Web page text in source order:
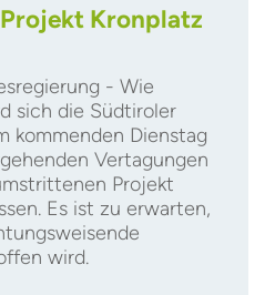
Kronplatz
- Wie
sich die Südtiroler
kommenden Dienstag
Vertagungen
Projekt
Es ist zu erwarten,
wird.